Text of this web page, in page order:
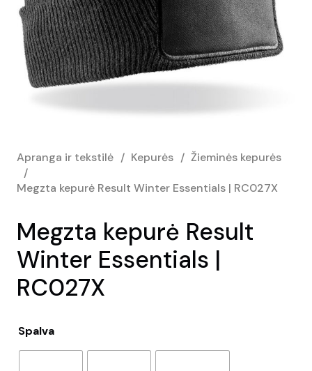
Apranga ir tekstilė / Kepurės / Žieminės kepurės
/
Megzta kepurė Result Winter Essentials | RC027X
Megzta kepurė Result
Winter Essentials |
RC027X
Spalva